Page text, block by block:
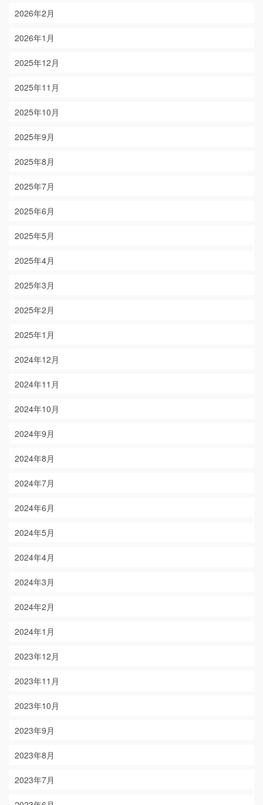
2026年2月
2026年1月
2025年12月
2025年11月
2025年10月
2025年9月
2025年8月
2025年7月
2025年6月
2025年5月
2025年4月
2025年3月
2025年2月
2025年1月
2024年12月
2024年11月
2024年10月
2024年9月
2024年8月
2024年7月
2024年6月
2024年5月
2024年4月
2024年3月
2024年2月
2024年1月
2023年12月
2023年11月
2023年10月
2023年9月
2023年8月
2023年7月